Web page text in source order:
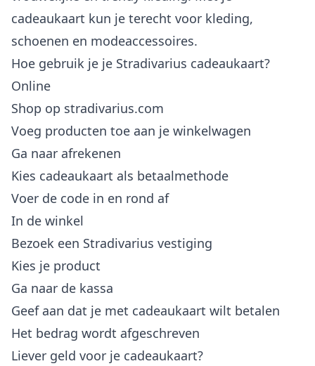
cadeaukaart kun je terecht voor kleding,
schoenen en modeaccessoires.
Hoe gebruik je je Stradivarius cadeaukaart?
Online
Shop op stradivarius.com
Voeg producten toe aan je winkelwagen
Ga naar afrekenen
Kies cadeaukaart als betaalmethode
Voer de code in en rond af
In de winkel
Bezoek een Stradivarius vestiging
Kies je product
Ga naar de kassa
Geef aan dat je met cadeaukaart wilt betalen
Het bedrag wordt afgeschreven
Liever geld voor je cadeaukaart?